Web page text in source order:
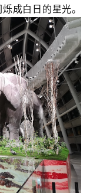
成白日的星光。